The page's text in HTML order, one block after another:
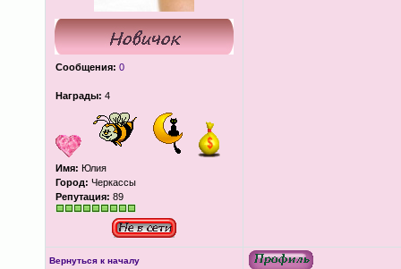
Сообщения: 0
Награды: 4
Имя: Юлия
Город: Черкассы
Репутация: 89
Вернуться к началу